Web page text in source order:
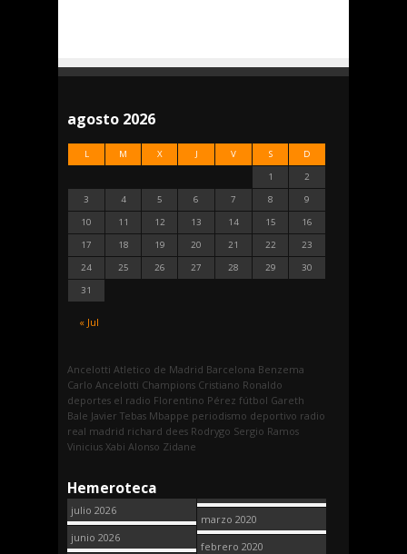
agosto 2026
L M X J V S D
« Jul
1
2
3
4 5 6 7 8
9
10
11 12 13 14 15
16
17
18 19 20 21 22
23
24
25 26 27 28 29
30
31
Ancelotti Atletico de Madrid Barcelona Benzema
Carlo Ancelotti Champions Cristiano Ronaldo
deportes el radio Florentino Pérez fútbol Gareth
Bale Javier Tebas Mbappe periodismo deportivo radio
real madrid richard dees Rodrygo Sergio Ramos
Vinicius Xabi Alonso Zidane
Hemeroteca
julio 2026
junio 2026
marzo 2020
febrero 2020